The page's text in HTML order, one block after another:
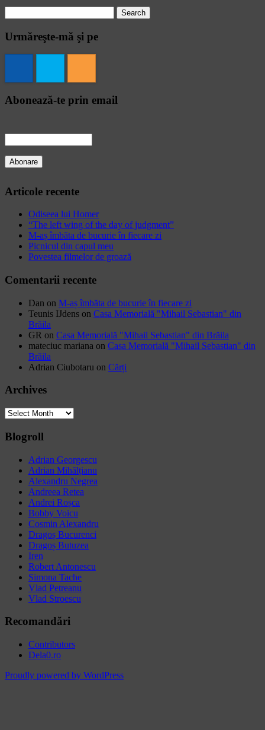
for:
Urmăreşte-mă şi pe
Abonează-te prin email
Articole recente
Odiseea lui Homer
“The left wing of the day of judgment”
M-aș îmbăta de bucurie în fiecare zi
Picnicul din capul meu
Povestea filmelor de groază
Comentarii recente
Dan on M-aș îmbăta de bucurie în fiecare zi
Teunis IJdens on Casa Memorială "Mihail Sebastian" din
Brăila
GR on Casa Memorială "Mihail Sebastian" din Brăila
mateciuc mariana on Casa Memorială "Mihail Sebastian" din
Brăila
Adrian Ciubotaru on Cărți
Archives
Archives
Blogroll
Adrian Georgescu
Adrian Mihălțianu
Alexandru Negrea
Andreea Retea
Andrei Roșca
Bobby Voicu
Cosmin Alexandru
Dragoș Bucurenci
Dragoș Butuzea
Iren
Robert Antonescu
Simona Tache
Vlad Petreanu
Vlad Stroescu
Recomandări
Contributors
Dela0.ro
Proudly powered by WordPress